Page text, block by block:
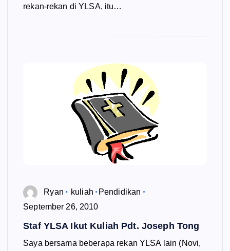
rekan-rekan di YLSA, itu…
Ryan kuliah
Pendidikan
September 26, 2010
Staf YLSA Ikut Kuliah Pdt. Joseph Tong
Saya bersama beberapa rekan YLSA lain (Novi,